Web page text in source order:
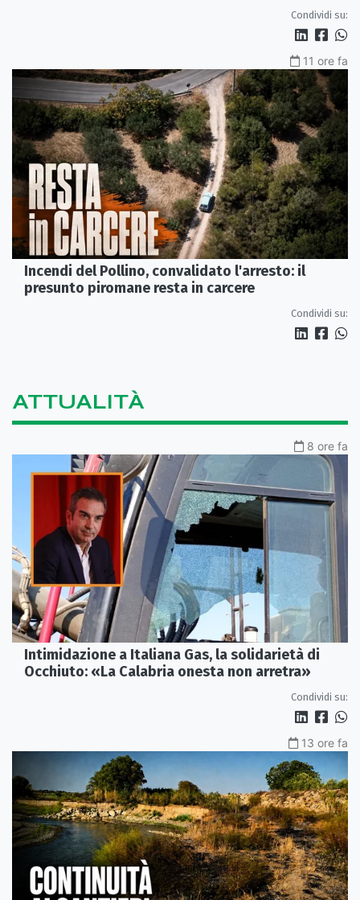
Condividi su:
11 ore fa
Incendi del Pollino, convalidato l'arresto: il
presunto piromane resta in carcere
Condividi su:
ATTUALITÀ
8 ore fa
Intimidazione a Italiana Gas, la solidarietà di
Occhiuto: «La Calabria onesta non arretra»
Condividi su:
13 ore fa